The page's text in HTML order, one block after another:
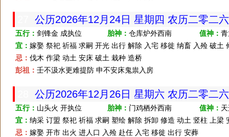
公历2026年12月24日 星期四 农历二零二
五行： 剑锋金 成执位 胎神： 仓库炉外西南 值神：
宜： 嫁娶 祭祀 祈福 求嗣 开光 出行 解除 入宅 移徙 纳畜 入殓 破土
忌： 伐木 作梁 动土 安床 破土 栽种 造桥
彭祖： 壬不汲水更难提防 申不安床鬼祟入房
公历2026年12月26日 星期六 农历二零二
五行： 山头火 开执位 胎神： 门鸡栖外西南 值神：
宜： 纳采 订盟 祭祀 祈福 求嗣 塑绘 解除 拆卸 修造 动土 竖柱 上
忌： 嫁娶 开市 出火 进人口 入殓 赴任 入宅 移徙 出行 安葬